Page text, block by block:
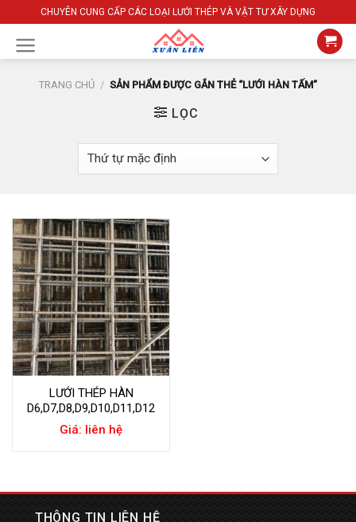
to
content
CHUYÊN CUNG CẤP CÁC LOẠI LƯỚI THÉP VÀ VẬT TƯ XÂY DỰNG
TRANG CHỦ / SẢN PHẨM ĐƯỢC GẮN THẺ “LƯỚI HÀN TẤM”
LỌC
LƯỚI THÉP HÀN
D6,D7,D8,D9,D10,D11,D12
Giá: liên hệ
THÔNG TIN LIÊN HỆ